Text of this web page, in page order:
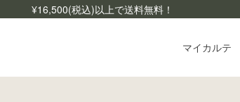
¥16,500(税込)以上で送料無料！
マイカルテ